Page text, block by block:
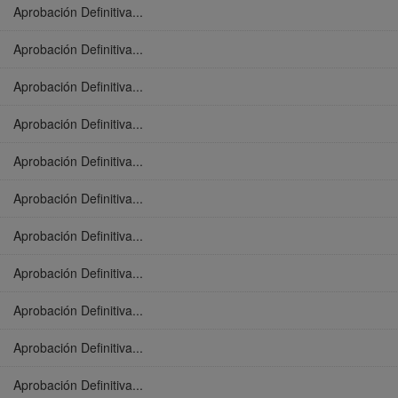
Aprobación Definitiva...
Aprobación Definitiva...
Aprobación Definitiva...
Aprobación Definitiva...
Aprobación Definitiva...
Aprobación Definitiva...
Aprobación Definitiva...
Aprobación Definitiva...
Aprobación Definitiva...
Aprobación Definitiva...
Aprobación Definitiva...